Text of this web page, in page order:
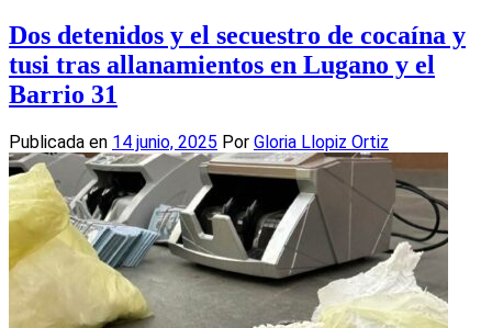
Dos detenidos y el secuestro de cocaína y
tusi tras allanamientos en Lugano y el
Barrio 31
Publicada en 14 junio, 2025 Por Gloria Llopiz Ortiz